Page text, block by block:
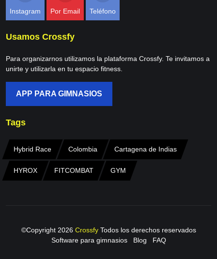
Instagram Por Email Teléfono
Usamos Crossfy
Para organizarnos utilizamos la plataforma Crossfy. Te invitamos a
unirte y utilizarla en tu espacio fitness.
APP PARA GIMNASIOS
Tags
Hybrid Race Colombia Cartagena de Indias
HYROX FITCOMBAT GYM
©Copyright 2026 Crossfy Todos los derechos reservados
Software para gimnasios
Blog FAQ